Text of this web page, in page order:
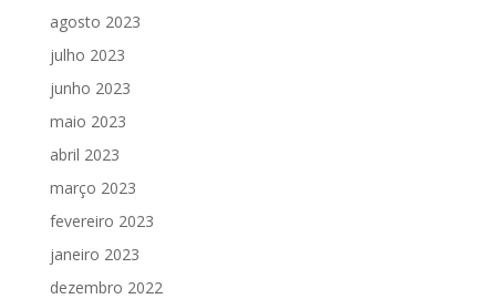
agosto 2023
julho 2023
junho 2023
maio 2023
abril 2023
março 2023
fevereiro 2023
janeiro 2023
dezembro 2022